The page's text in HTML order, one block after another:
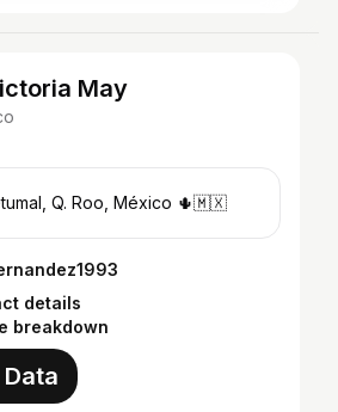
May
Q. Roo, México 🌵🇲🇽
details
breakdown